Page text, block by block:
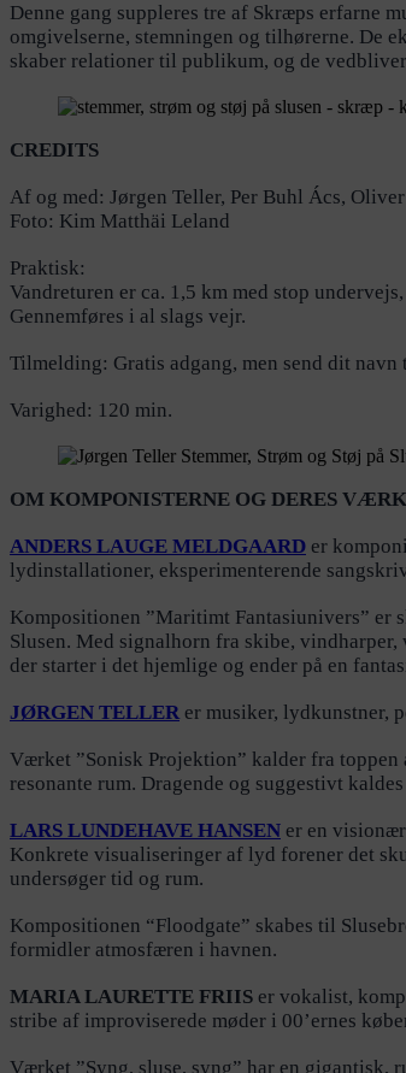
Denne gang suppleres tre af Skræps erfarne
omgivelserne, stemningen og tilhørerne. De
skaber relationer til publikum, og de
CREDITS
Af og med: Jørgen Teller, Per Buhl Ács,
Foto: Kim Matthäi Leland
Praktisk:
Vandreturen er ca. 1,5 km med stop
Gennemføres i al slags vejr.
Tilmelding: Gratis adgang, men send dit navn
Varighed: 120 min.
OM KOMPONISTERNE OG DERES
ANDERS LAUGE MELDGAARD er
lydinstallationer, eksperimenterende
Kompositionen ”Maritimt Fantasiunivers” er
Slusen. Med signalhorn fra skibe,
der starter i det hjemlige og ender på en
JØRGEN TELLER er musiker, lydkunstner,
Værket ”Sonisk Projektion” kalder fra toppen
resonante rum. Dragende og suggestivt
LARS LUNDEHAVE HANSEN er en
Konkrete visualiseringer af lyd forener det
undersøger tid og rum.
Kompositionen “Floodgate” skabes til
formidler atmosfæren i havnen.
MARIA LAURETTE FRIIS er vokalist,
stribe af improviserede møder i 00’ernes
Værket ”Syng, sluse, syng” har en